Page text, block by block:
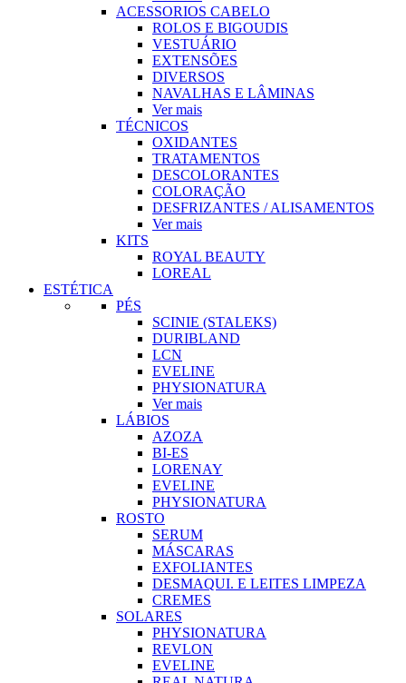
ACESSORIOS CABELO
ROLOS E BIGOUDIS
VESTUÁRIO
EXTENSÕES
DIVERSOS
NAVALHAS E LÂMINAS
Ver mais
TÉCNICOS
OXIDANTES
TRATAMENTOS
DESCOLORANTES
COLORAÇÃO
DESFRIZANTES / ALISAMENTOS
Ver mais
KITS
ROYAL BEAUTY
LOREAL
ESTÉTICA
PÉS
SCINIE (STALEKS)
DURIBLAND
LCN
EVELINE
PHYSIONATURA
Ver mais
LÁBIOS
AZOZA
BI-ES
LORENAY
EVELINE
PHYSIONATURA
ROSTO
SERUM
MÁSCARAS
EXFOLIANTES
DESMAQUI. E LEITES LIMPEZA
CREMES
SOLARES
PHYSIONATURA
REVLON
EVELINE